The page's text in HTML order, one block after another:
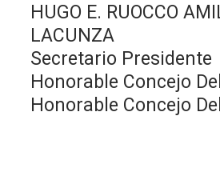
HUGO E. RUOCCO
LACUNZA
Secretario Presidente
Honorable Concejo
Honorable Concejo